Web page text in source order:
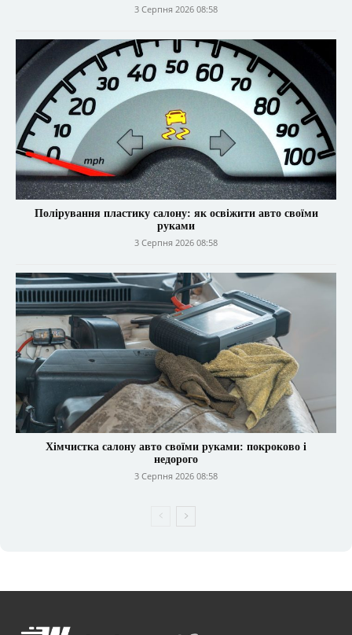
3 Серпня 2026 08:58
Полірування пластику салону: як освіжити авто своїми
руками
3 Серпня 2026 08:58
Хімчистка салону авто своїми руками: покроково і
недорого
3 Серпня 2026 08:58